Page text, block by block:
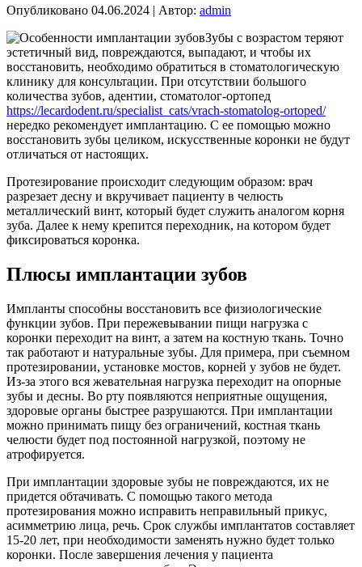
Опубликовано 04.06.2024 | Автор: admin
Зубы с возрастом теряют
эстетичный вид, повреждаются, выпадают, и чтобы их
восстановить, необходимо обратиться в стоматологическую
клинику для консультации. При отсутствии большого
количества зубов, адентии, стоматолог-ортопед
https://lecardodent.ru/specialist_cats/vrach-stomatolog-ortoped/
нередко рекомендует имплантацию. С ее помощью можно
восстановить зубы целиком, искусственные коронки не будут
отличаться от настоящих.
Протезирование происходит следующим образом: врач
разрезает десну и вкручивает пациенту в челюсть
металлический винт, который будет служить аналогом корня
зуба. Далее к нему крепится переходник, на котором будет
фиксироваться коронка.
Плюсы имплантации зубов
Импланты способны восстановить все физиологические
функции зубов. При пережевывании пищи нагрузка с
коронки переходит на винт, а затем на костную ткань. Точно
так работают и натуральные зубы. Для примера, при съемном
протезировании, установке мостов, корней у зубов не будет.
Из-за этого вся жевательная нагрузка переходит на опорные
зубы и десны. Во рту появляются неприятные ощущения,
здоровые органы быстрее разрушаются. При имплантации
можно принимать пищу без ограничений, костная ткань
челюсти будет под постоянной нагрузкой, поэтому не
атрофируется.
При имплантации здоровые зубы не повреждаются, их не
придется обтачивать. С помощью такого метода
протезирования можно исправить неправильный прикус,
асимметрию лица, речь. Срок службы имплантатов составляет
15-20 лет, при необходимости заменять нужно будет только
коронки. После завершения лечения у пациента